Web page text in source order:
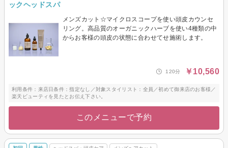
ックヘッドスパ
メンズカット☆マイクロスコープを使い頭皮カウンセ
リング。高品質のオーガニックハーブを使い4種類の中
からお客様の頭皮の状態に合わせてせ施術します。
120分 ￥10,560
利用条件：来店日条件：指定なし／対象スタイリスト：全員／初めて御来店のお客様／
楽天ビューティを見たとお伝え下さい。
このメニューで予約